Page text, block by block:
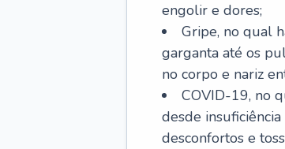
engolir e dores;
Gripe, no qual
garganta até os
no corpo e nariz
COVID-19, no
desde
desconfortos e